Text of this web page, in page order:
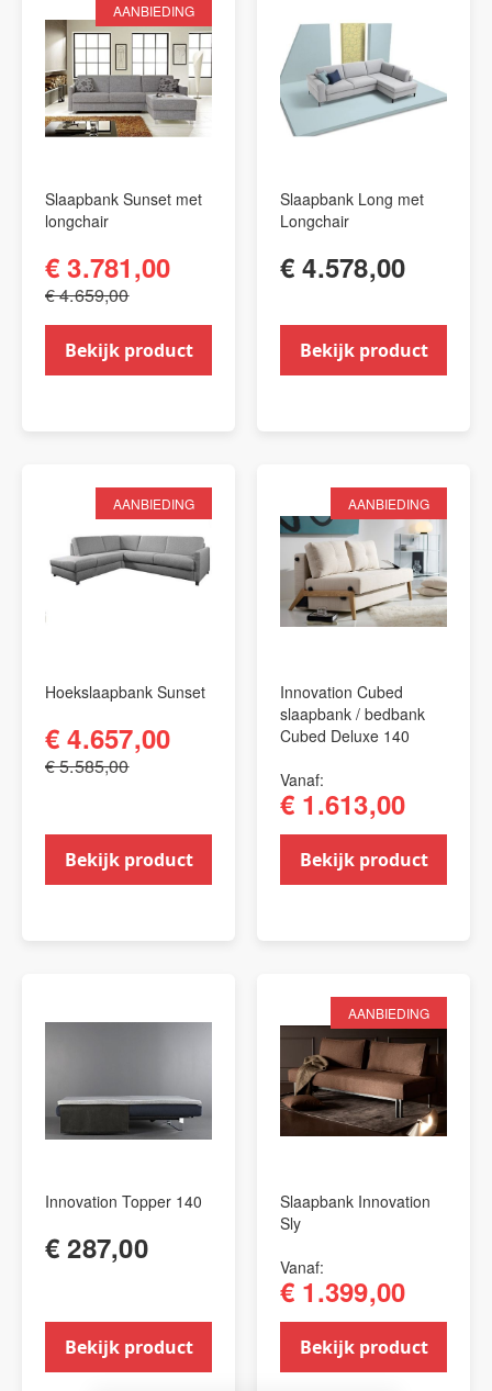
AANBIEDING
Slaapbank Sunset met
longchair
€ 3.781,00
€ 4.659,00
Bekijk product
Slaapbank Long met
Longchair
€ 4.578,00
Bekijk product
AANBIEDING
Hoekslaapbank Sunset
€ 4.657,00
€ 5.585,00
Bekijk product
AANBIEDING
Innovation Cubed
slaapbank / bedbank
Cubed Deluxe 140
Vanaf
€ 1.613,00
Bekijk product
Innovation Topper 140
€ 287,00
Bekijk product
AANBIEDING
Slaapbank Innovation
Sly
Vanaf
€ 1.399,00
Bekijk product